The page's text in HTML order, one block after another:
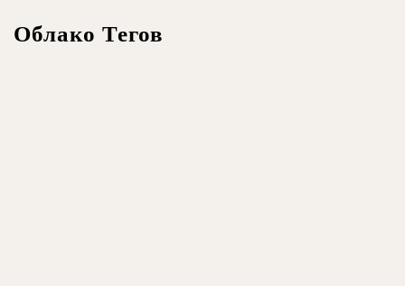
Облако Тегов